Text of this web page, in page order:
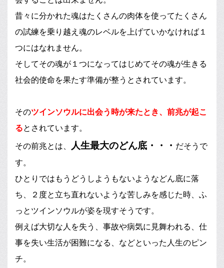
昔々に分かれた魂はたくさんの肉体を使ってたくさん
の試練を乗り越え魂のレベルを上げていかなければ１
つにはなれません。
そしてその魂が１つになってはじめてその魂が生きる
社会的使命を果たす準備が整うとされています。
そのツインソウルに出会う時が来たとき、前兆が起こ
るとされています。
その前兆とは、 人生最大のどん底・・・ だそうで
す。
ひとりではもうどうしようもないようなどん底に落
ち、２度と立ち直れないような苦しみを感じた時、ふ
っとツインソウルが姿を現すそうです。
例えば大切な人を失う、事故や病気に見舞われる、仕
事を失い生活が困難になる、などといった人生のピン
チ。